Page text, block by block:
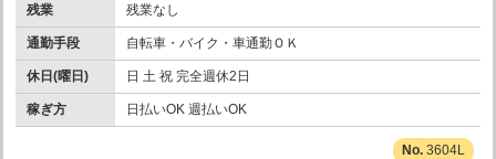
残業 残業なし
通勤手段 自転車・バイク・車通勤ＯＫ
休日(曜日) 日 土 祝 完全週休2日
稼ぎ方 日払いOK 週払いOK
3604L